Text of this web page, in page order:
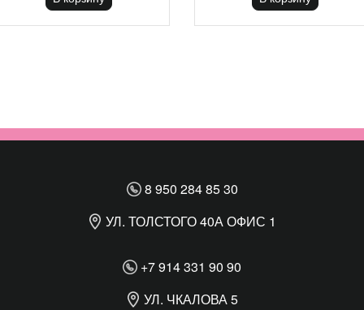
8 950 284 85 30
УЛ. ТОЛСТОГО 40А ОФИС 1
+7 914 331 90 90
УЛ. ЧКАЛОВА 5